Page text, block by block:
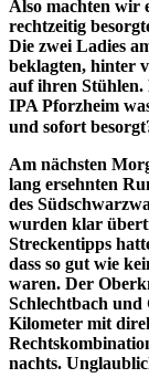
Also machten wir
rechtzeitig
Die zwei Ladies
beklagten, hinter
auf ihren
IPA Pforzheim
und sofort
Am nächsten
lang ersehnten
des
wurden klar
Streckentipps
dass so gut wie
waren. Der
Schlechtbach und
Kilometer mit
nachts.